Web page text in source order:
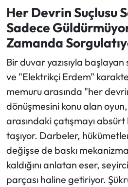
Her Devrin Suçlusu
Sadece
Zamanda
Bir duvar yazısıyla
ve "Elektrikçi Erdem"
memuru arasında "her
dönüşmesini konu alan
arasındaki çatışmayı
taşıyor. Darbeler,
değişse de baskı
kaldığını anlatan eser,
parçası haline getiriyor.